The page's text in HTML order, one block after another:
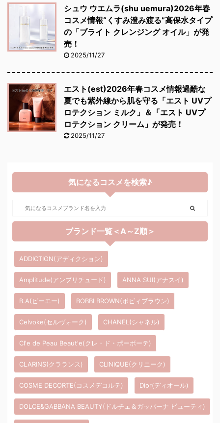
シュウ ウエムラ(shu uemura)2026年春
コスメ情報“くすみ澄み渡る”高保水タイプ
の「ブライト クレンジング オイル」が発
売！
2025/11/27
エスト(est)2026年春コスメ情報過酷な
夏でも紫外線から肌を守る「エスト UVプ
ロテクション ミルク」＆「エスト UVプ
ロテクション クリーム」が発売！
2025/11/27
気になるコスメを検索♪
ブランド一覧＜A～Z順＞
ADDICTION(アディクション)
Amplitude(アンプリチュード) ANNA SUI(アナスイ)
B.A(ビーエー) BOBBI BROWN(ボビィブラウン)
Celvoke(セルヴォーク) CHANEL(シャネル)
Cl'e de Peau Beaut'e(クレ・ド・ポーボーテ)
CLARINS(クラランス) CLINIQUE(クリニーク)
COSME DECORTE(コスメデコルテ) Dior(ディオール)
DOLCE&GABBANA BEAUTY(ドルチェ＆ガッバーナ ビューティ)